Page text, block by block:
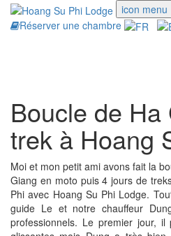
icon menu
Réserver une chambre
Boucle de Ha
trek à Hoang
Moi et mon petit ami avons fait la
Giang en moto puis 4 jours de
Phi avec Hoang Su Phi Lodge.
guide Le et notre chauffeur
professionnels. Le premier jour,